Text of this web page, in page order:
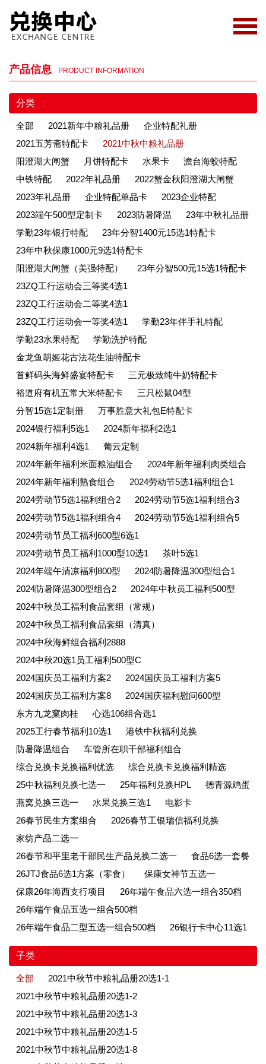
产品信息 PRODUCT INFORMATION
分类
全部 2021新年中粮礼品册
企业特配礼册
2021五芳斋特配卡
2021中秋中粮礼品册
阳澄湖大闸蟹
月饼特配卡 水果卡
澹台海蛟特配
中铁特配
2022年礼品册
2022蟹金秋阳澄湖大闸蟹
2023年礼品册
企业特配单品卡
2023企业特配
2023端午500型定制卡
2023防暑降温
23年中秋礼品册
学勤23年银行特配
23年分智1400元15选1特配卡
23年中秋保康1000元9选1特配卡
阳澄湖大闸蟹（美强特配）
23年分智500元15选1特配卡
23ZQ工行运动会三等奖4选1
23ZQ工行运动会二等奖4选1
23ZQ工行运动会一等奖4选1
学勤23年伴手礼特配
学勤23水果特配
学勤洗护特配
金龙鱼胡姬花古法花生油特配卡
首鲜码头海鲜盛宴特配卡
三元极致纯牛奶特配卡
裕道府有机五常大米特配卡
三只松鼠04型
分智15选1定制册
万事胜意大礼包E特配卡
2024银行福利5选1
2024新年福利2选1
2024新年福利4选1
葡云定制
2024年新年福利米面粮油组合
2024年新年福利肉类组合
2024年新年福利熟食组合
2024劳动节5选1福利组合1
2024劳动节5选1福利组合2
2024劳动节5选1福利组合3
2024劳动节5选1福利组合4
2024劳动节5选1福利组合5
2024劳动节员工福利600型6选1
2024劳动节员工福利1000型10选1
茶叶5选1
2024年端午清凉福利800型
2024防暑降温300型组合1
2024防暑降温300型组合2
2024年中秋员工福利500型
2024中秋员工福利食品套组（常规）
2024中秋员工福利食品套组（清真）
2024中秋海鲜组合福利2888
2024中秋20选1员工福利500型C
2024国庆员工福利方案2
2024国庆员工福利方案5
2024国庆员工福利方案8
2024国庆福利慰问600型
东方九龙窠肉桂
心选106组合选1
2025工行春节福利10选1
港铁中秋福利兑换
防暑降温组合
车管所在职干部福利组合
综合兑换卡兑换福利优选
综合兑换卡兑换福利精选
25中秋福利兑换七选一
25年福利兑换HPL
德青源鸡蛋
燕窝兑换三选一
水果兑换三选1
电影卡
26春节民生方案组合
2026春节工银瑞信福利兑换
家纺产品二选一
26春节和平里老干部民生产品兑换二选一
食品6选一套餐
26JTJ食品6选1方案（零食）
保康女神节五选一
保康26年海西支行项目
26年端午食品六选一组合350档
26年端午食品五选一组合500档
26年端午食品二型五选一组合500档
26银行卡中心11选1
子类
全部
2021中秋节中粮礼品册20选1-1
2021中秋节中粮礼品册20选1-2
2021中秋节中粮礼品册20选1-3
2021中秋节中粮礼品册20选1-5
2021中秋节中粮礼品册20选1-8